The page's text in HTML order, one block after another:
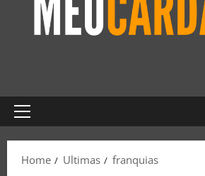
Home Ultimas franquias